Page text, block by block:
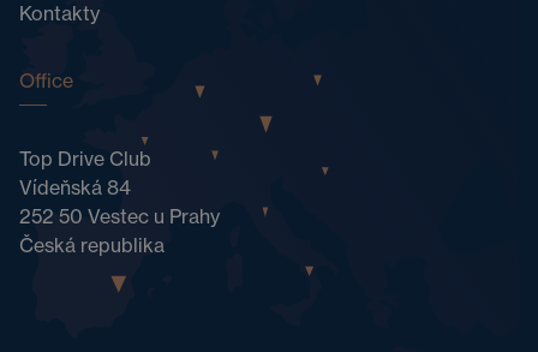
Kontakty
Office
Top Drive Club
Vídeňská 84
252 50 Vestec u Prahy
Česká republika